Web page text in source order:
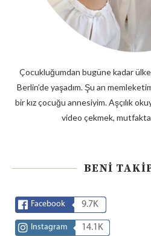
Çocukluğumdan bugüne kadar
Berlin’de yaşadım. Şu an
bir kız çocuğu annesiyim. Aşçılık
video çekmek,
BENI
Facebook 9.7K
Instagram 14.1K